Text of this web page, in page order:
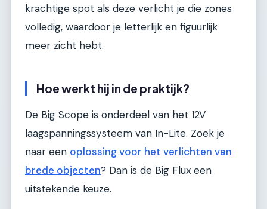
krachtige spot als deze verlicht je die zones
volledig, waardoor je letterlijk en figuurlijk
meer zicht hebt.
Hoe werkt hij in de praktijk?
De Big Scope is onderdeel van het 12V
laagspanningssysteem van In-Lite. Zoek je
naar een oplossing voor het verlichten van
brede objecten? Dan is de Big Flux een
uitstekende keuze.